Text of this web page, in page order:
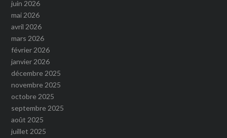
juin 2026
mai 2026
avril 2026
mars 2026
février 2026
janvier 2026
décembre 2025
novembre 2025
octobre 2025
septembre 2025
août 2025
juillet 2025